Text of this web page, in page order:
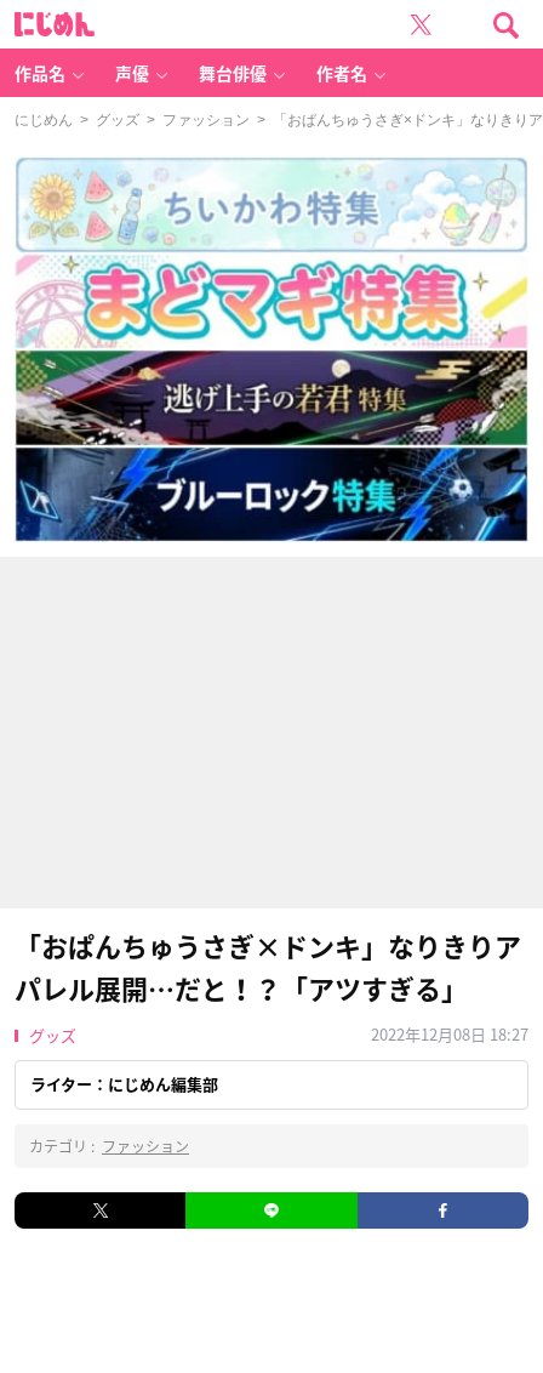
作品名 声優 舞台俳優 作者名
にじめん > グッズ > ファッション > 「おぱんちゅうさぎ×ドンキ」なりきり
「おぱんちゅうさぎ×ドンキ」なりきりア
パレル展開…だと！？「アツすぎる」
グッズ 2022年12月08日 18:27
ライター：にじめん編集部
カテゴリ : ファッション